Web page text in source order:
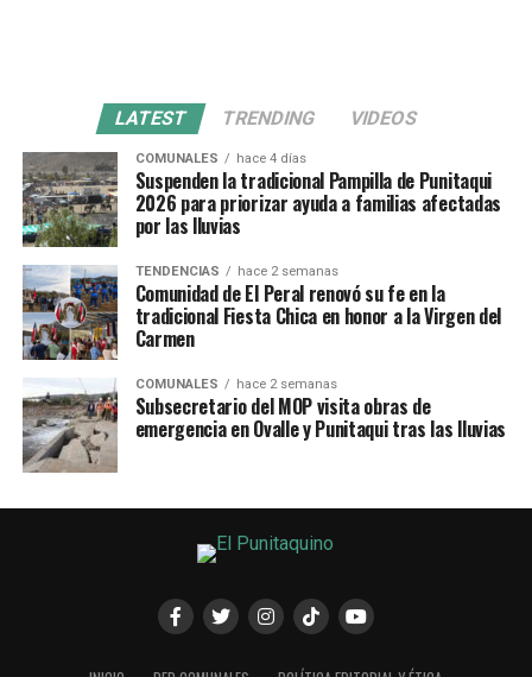
LATEST TRENDING VIDEOS
COMUNALES hace 4 días
Suspenden la tradicional Pampilla de Punitaqui
2026 para priorizar ayuda a familias afectadas
por las lluvias
TENDENCIAS hace 2 semanas
Comunidad de El Peral renovó su fe en la
tradicional Fiesta Chica en honor a la Virgen del
Carmen
COMUNALES hace 2 semanas
Subsecretario del MOP visita obras de
emergencia en Ovalle y Punitaqui tras las lluvias